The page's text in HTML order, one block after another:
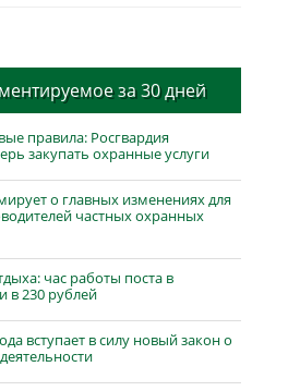
за 30 дней
правила: Росгвардия
закупать охранные услуги
о главных изменениях для
частных охранных
час работы поста в
в 230 рублей
вступает в силу новый закон о